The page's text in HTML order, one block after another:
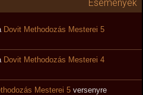
Események
Dovit Methodozás Mesterei 5
Dovit Methodozás Mesterei 4
Mesterei 5 versenyre